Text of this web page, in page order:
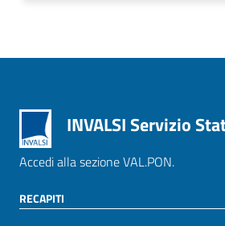
INVALSI Servizio
Accedi alla sezione VAL.PON.
RECAPITI